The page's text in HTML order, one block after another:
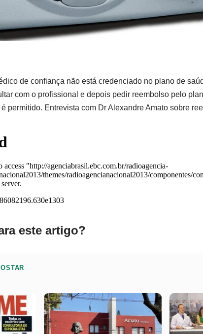
de confiança não está credenciado no plano de
com o profissional e depois pedir reembolso pelo
permitido. Entrevista com Dr Alexandre Amato sobre
este artigo?